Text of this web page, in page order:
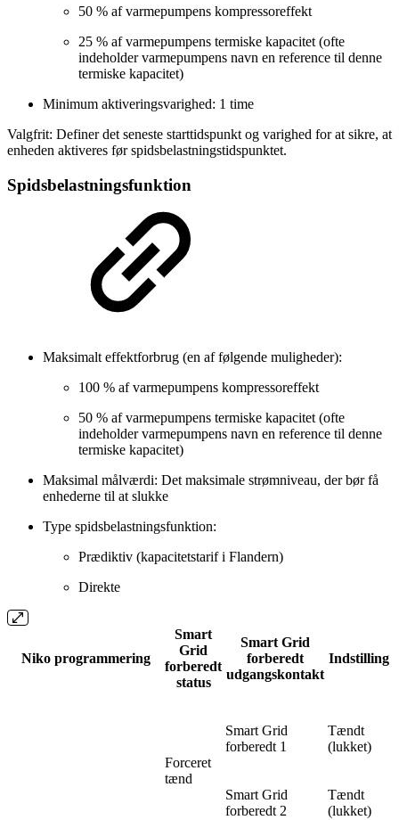
50 % af varmepumpens kompressoreffekt
25 % af varmepumpens termiske kapacitet (ofte
indeholder varmepumpens navn en reference til denne
termiske kapacitet)
Minimum aktiveringsvarighed: 1 time
Valgfrit: Definer det seneste starttidspunkt og varighed for at sikre, at
enheden aktiveres før spidsbelastningstidspunktet.
Spidsbelastningsfunktion
Maksimalt effektforbrug (en af følgende muligheder):
100 % af varmepumpens kompressoreffekt
50 % af varmepumpens termiske kapacitet (ofte
indeholder varmepumpens navn en reference til denne
termiske kapacitet)
Maksimal målværdi: Det maksimale strømniveau, der bør få
enhederne til at slukke
Type spidsbelastningsfunktion:
Prædiktiv (kapacitetstarif i Flandern)
Direkte
Niko programmering
Smart
Grid
forberedt
status
Smart Grid
forberedt
udgangskontakt
Indstilling
Forceret
tænd
Smart Grid
forberedt 1
Tændt
(lukket)
Smart Grid
forberedt 2
Tændt
(lukket)